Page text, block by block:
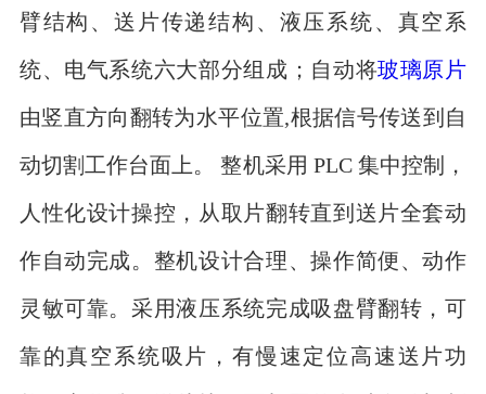
臂结构、送片传递结构、液压系统、真空系
统、电气系统六大部分组成；自动将玻璃原片
由竖直方向翻转为水平位置,根据信号传送到自
动切割工作台面上。 整机采用 PLC 集中控制，
人性化设计操控，从取片翻转直到送片全套动
作自动完成。整机设计合理、操作简便、动作
灵敏可靠。采用液压系统完成吸盘臂翻转，可
靠的真空系统吸片，有慢速定位高速送片功